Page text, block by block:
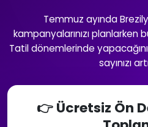
Temmuz ayında
kampanyalarınızı planlarken
Tatil dönemlerinde
sayınızı
👉 Ücretsiz Ön